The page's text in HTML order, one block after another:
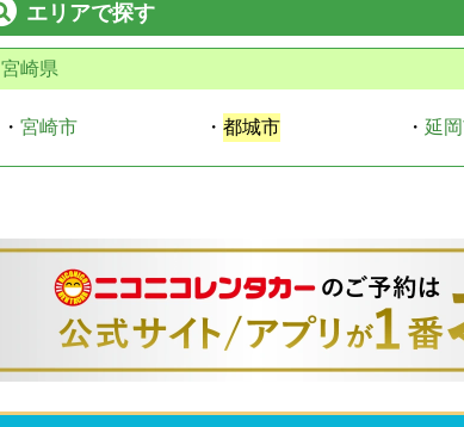
エリアで探す
宮崎県
・ 宮崎市 ・ 都城市 ・ 延